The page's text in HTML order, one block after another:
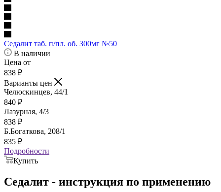
Седалит таб. п/пл. об. 300мг №50
В наличии
Цена от
838 ₽
Варианты цен
Челюскинцев, 44/1
840 ₽
Лазурная, 4/3
838 ₽
Б.Богаткова, 208/1
835 ₽
Подробности
Купить
Седалит - инструкция по применению